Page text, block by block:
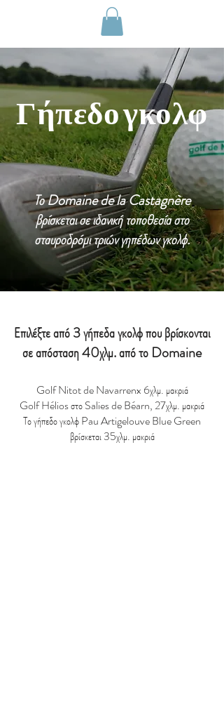
Γήπεδο γκολφ
Το Domaine de la Castagnère
βρίσκεται σε ιδανική τοποθεσία στο
σταυροδρόμι τριών γηπέδων γκολφ.
Επιλέξτε από 3 γήπεδα γκολφ που βρίσκονται
σε απόσταση 40χλμ. από το Domaine
Golf Nitot de Navarrenx 6χλμ. μακριά
Golf Hélios στο Salies de Béarn, 27χλμ. μακριά
Το γήπεδο γκολφ Pau Artigelouve Blue Green
βρίσκεται 35χλμ. μακριά